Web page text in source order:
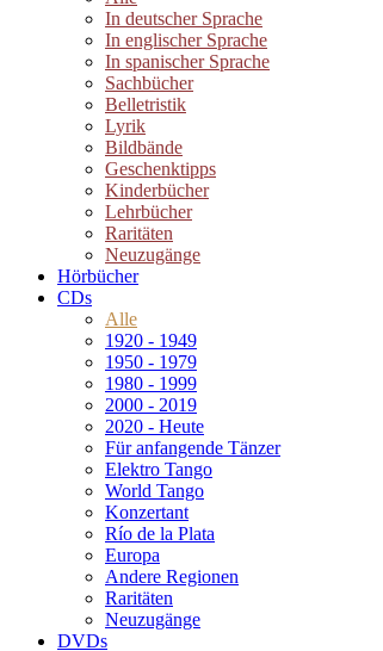
In deutscher Sprache
In englischer Sprache
In spanischer Sprache
Sachbücher
Belletristik
Lyrik
Bildbände
Geschenktipps
Kinderbücher
Lehrbücher
Raritäten
Neuzugänge
Hörbücher
CDs
Alle
1920 - 1949
1950 - 1979
1980 - 1999
2000 - 2019
2020 - Heute
Für anfangende Tänzer
Elektro Tango
World Tango
Konzertant
Río de la Plata
Europa
Andere Regionen
Raritäten
Neuzugänge
DVDs